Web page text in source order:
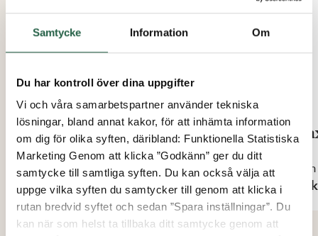
Samtycke Information Om
Du har kontroll över dina uppgifter
Vi och våra samarbetspartner använder tekniska
lösningar, bland annat kakor, för att inhämta information
om dig för olika syften, däribland: Funktionella Statistiska
Marketing Genom att klicka ”Godkänn” ger du ditt
samtycke till samtliga syften. Du kan också välja att
uppge vilka syften du samtycker till genom att klicka i
rutan bredvid syftet och sedan ”Spara inställningar”. Du
kan när som helst ta tillbaka ditt samtycke genom att
Självvattnande Kapillärlåda
800 x 400 mm
Från
699 kr
Från
99